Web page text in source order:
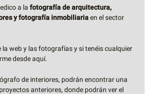
a la fotografía de arquitectura,
y fotografía inmobiliariaen el sector
la web y las fotografías y si tenéis cualquier
desde aquí.
de interiores, podrán encontrar una
anteriores, donde podrán ver el